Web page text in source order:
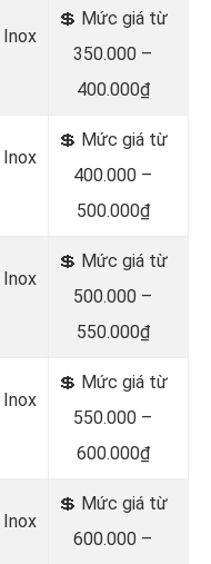
Inox
💲 Mức giá từ
350.000 –
400.000₫
Inox
💲 Mức giá từ
400.000 –
500.000₫
Inox
💲 Mức giá từ
500.000 –
550.000₫
Inox
💲 Mức giá từ
550.000 –
600.000₫
Inox
💲 Mức giá từ
600.000 –